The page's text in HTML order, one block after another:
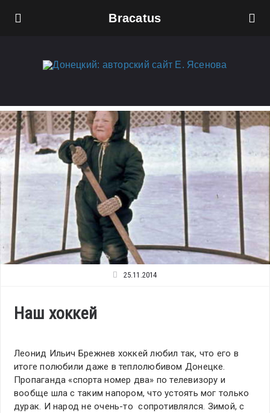
Bracatus
25.11.2014
Наш хоккей
Леонид Ильич Брежнев хоккей любил так, что его в
итоге полюбили даже в теплолюбивом Донецке.
Пропаганда «спорта номер два» по телевизору и
вообще шла с таким напором, что устоять мог только
дурак. И народ не очень-то сопротивлялся. Зимой, с